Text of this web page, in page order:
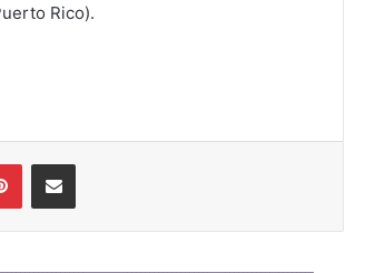
Rico).
PinterestShare via Email